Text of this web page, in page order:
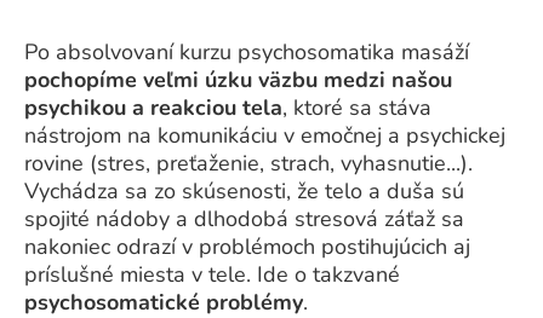
Po absolvovaní kurzu psychosomatika masáží
pochopíme veľmi úzku väzbu medzi našou
psychikou a reakciou tela, ktoré sa stáva
nástrojom na komunikáciu v emočnej a psychickej
rovine (stres, preťaženie, strach, vyhasnutie...).
Vychádza sa zo skúsenosti, že telo a duša sú
spojité nádoby a dlhodobá stresová záťaž sa
nakoniec odrazí v problémoch postihujúcich aj
príslušné miesta v tele. Ide o takzvané
psychosomatické problémy.